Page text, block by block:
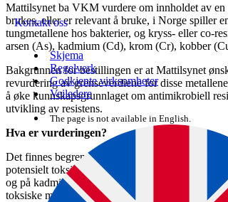
Kontakt oss
Skjema
Regelverk
Godkjente virksomheter
Veiledere
The page is not available in English.
Mattilsynet ba VKM vurdere om innholdet av
brukes, eller er relevant å bruke, i Norge spiller
tungmetallene hos bakterier, og kryss- eller co-
arsen (As), kadmium (Cd), krom (Cr), kobber
Bakgrunnen for bestillingen er at Mattilsynet
revurdering av grenseverdiene for disse
å øke kunnskapsgrunnlaget om antimikrobiell
utvikling av resistens.
Hva er vurderingen?
Det finnes begrenset kunnskap om
potensielt toksiske metaller foreslår VKM at en
og på kadmium. VKM viser videre til at det er
toksiske metaller som finnes naturlig i miljøet,